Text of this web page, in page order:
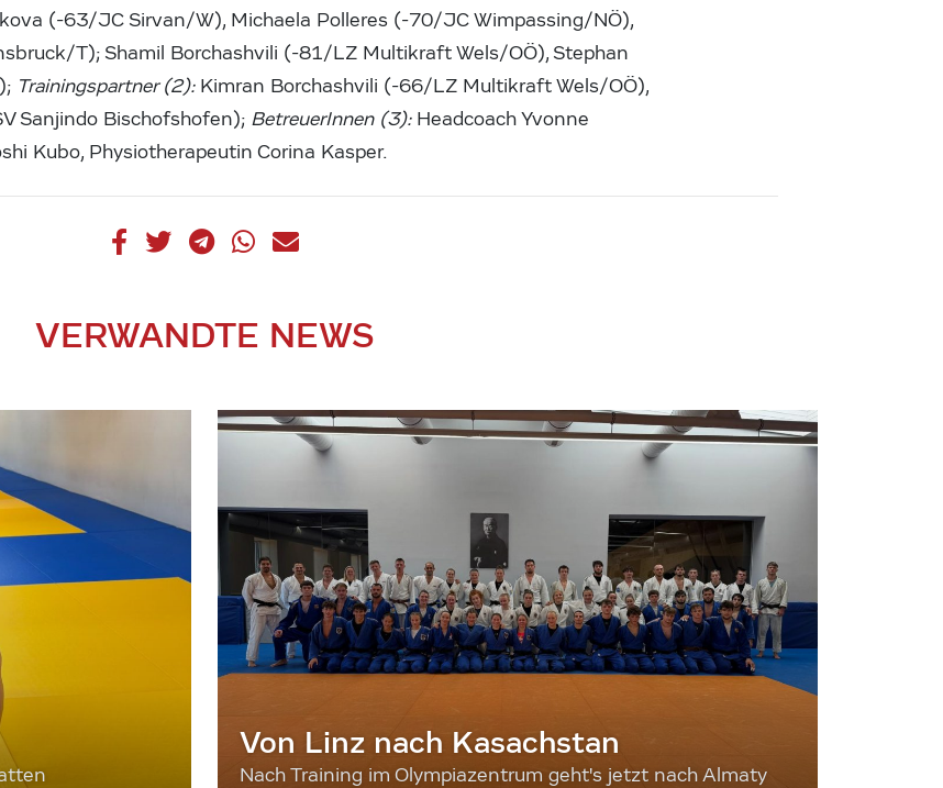
(-63/JC Sirvan/W), Michaela Polleres (-70/JC Wimpassing/NÖ),
T); Shamil Borchashvili (-81/LZ Multikraft Wels/OÖ), Stephan
Trainingspartner (2):Kimran Borchashvili (-66/LZ Multikraft Wels/OÖ),
Sanjindo Bischofshofen); BetreuerInnen (3):Headcoach Yvonne
Kubo, Physiotherapeutin Corina Kasper.
VERWANDTE NEWS
Von Linz nach Kasachstan
Nach Training im Olympiazentrum geht's jetzt nach Almaty